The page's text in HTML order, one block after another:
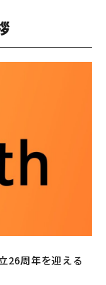
26周年を迎える